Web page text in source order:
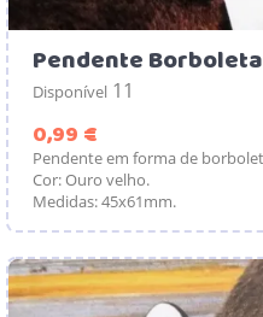
Pendente Borboleta
Disponível 11
0,99 €
Pendente em forma de
Cor: Ouro velho.
Medidas: 45x61mm.